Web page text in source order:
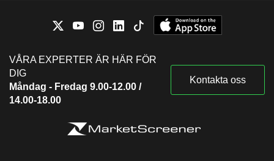
VÅRA EXPERTER ÄR HÄR FÖR
DIG
Måndag - Fredag 9.00-12.00 /
14.00-18.00
Kontakta oss